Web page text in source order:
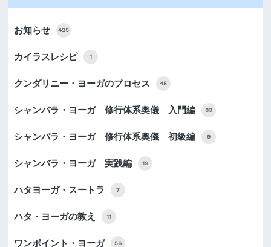
お知らせ 425
カイラスレシピ 1
クンダリニー・ヨーガのプロセス 45
シャンバラ・ヨーガ 修行体系奥儀 入門編 83
シャンバラ・ヨーガ 修行体系奥儀 初級編 9
シャンバラ・ヨーガ 実践編 19
ハタヨーガ・スートラ 7
ハタ・ヨーガの教え 11
ワンポイント・ヨーガ 56